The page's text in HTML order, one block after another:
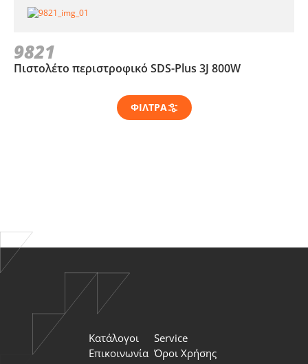
9821
Πιστολέτο περιστροφικό SDS-Plus 3J 800W
ΦΙΛΤΡΑ
Αποδέχομαι την Πολιτική Απορρήτου
Όρους Χρήσης
Κατάλογοι
Service
Επικοινωνία Όροι Χρήσης